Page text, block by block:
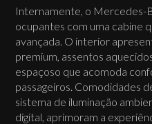
Internamente, o Mercedes-
ocupantes com uma cabine
avançada. O interior
premium, assentos
espaçoso que acomoda
passageiros. Comodidades
sistema de iluminação
digital, aprimoram a